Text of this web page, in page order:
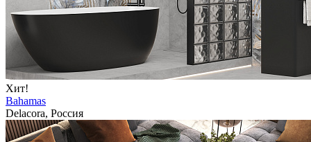
Хит!
Bahamas
Delacora, Россия